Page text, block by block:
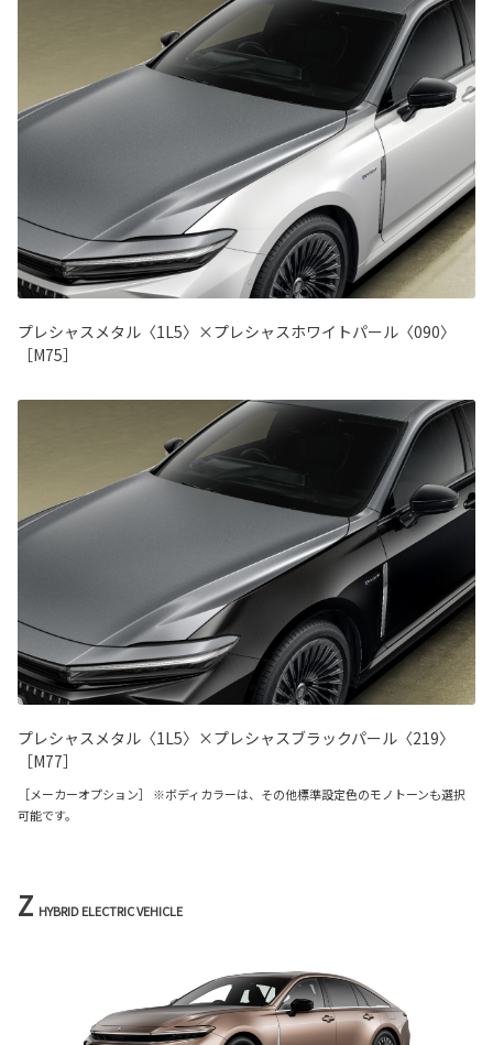
プレシャスメタル〈1L5〉×プレシャスホワイトパール〈090〉
［M75］
プレシャスメタル〈1L5〉×プレシャスブラックパール〈219〉
［M77］
［メーカーオプション］ ※ボディカラーは、その他標準設定色のモノトーンも選択
可能です。
Z HYBRID ELECTRIC VEHICLE